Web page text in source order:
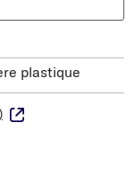
plastique